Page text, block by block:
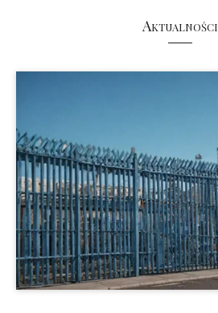
Aktualności